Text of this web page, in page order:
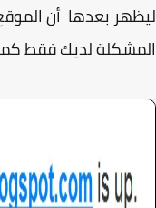
بعدها أن الموقع
لديك فقط كما